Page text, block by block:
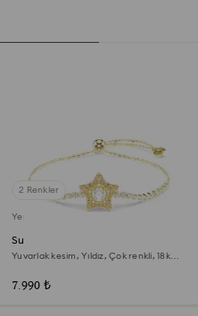
2 Renkler
Yeni
Sublima Bileklik
Yuvarlak kesim, Yıldız, Çok renkli, 18k
7.990 ₺